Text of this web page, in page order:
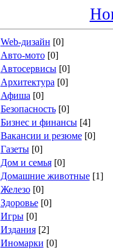
Web-дизайн [0]
Авто-мото[0]
Автосервисы[0]
Архитектура [0]
Афиша [0]
Безопасность[0]
Бизнес и финансы[4]
Вакансии и резюме[0]
Газеты[0]
Дом и семья[0]
Домашние животные[1]
Железо[0]
Здоровье[0]
Игры[0]
Издания[2]
Иномарки [0]